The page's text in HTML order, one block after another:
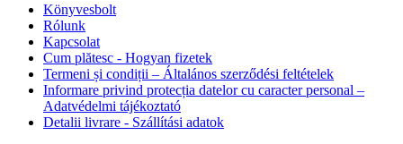
Könyvesbolt
Rólunk
Kapcsolat
Cum plătesc - Hogyan fizetek
Termeni și condiții – Általános szerződési feltételek
Informare privind protecția datelor cu caracter personal –
Adatvédelmi tájékoztató
Detalii livrare - Szállítási adatok